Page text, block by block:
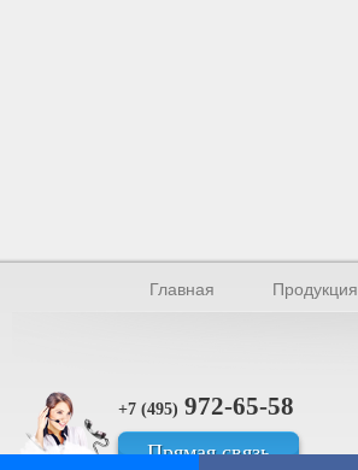
Главная Продукция
+7 (495) 972-65-58
Прямая связь